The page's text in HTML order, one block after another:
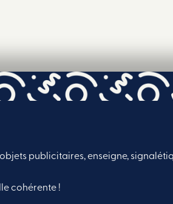
publicitaires, enseigne,
cohérente !